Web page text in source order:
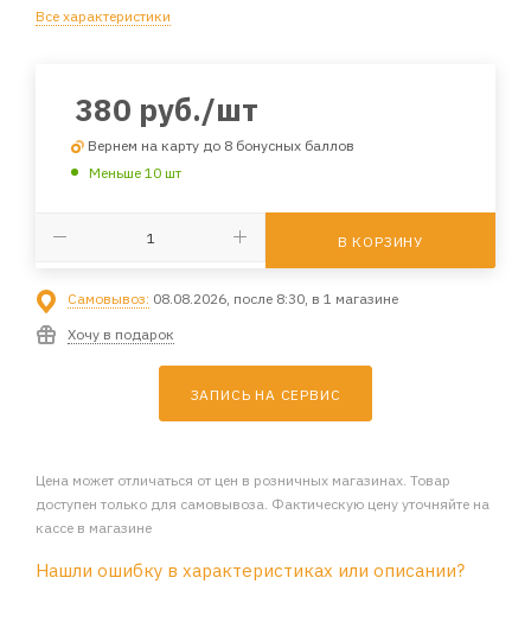
Все характеристики
380 руб./шт
Вернем на карту до 8 бонусных баллов
Меньше 10 шт
В КОРЗИНУ
Самовывоз: 08.08.2026, после 8:30, в 1 магазине
Хочу в подарок
ЗАПИСЬ НА СЕРВИС
Цена может отличаться от цен в розничных магазинах. Товар
доступен только для самовывоза. Фактическую цену уточняйте на
кассе в магазине
Нашли ошибку в характеристиках или описании?